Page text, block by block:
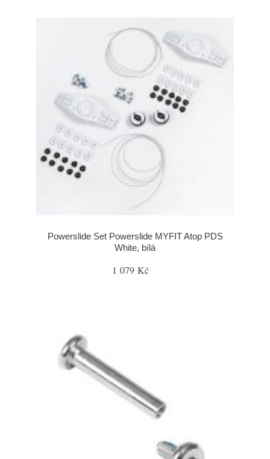
Powerslide Set Powerslide MYFIT Atop PDS
White, bílá
1 079 Kč